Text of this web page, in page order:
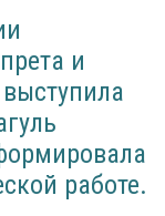
и
работе.